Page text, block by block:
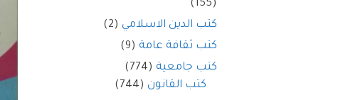
(155)
كتب الدين الاسلامي (2)
كتب ثقافة عامة (9)
كتب جامعية (774)
كتب القانون (744)